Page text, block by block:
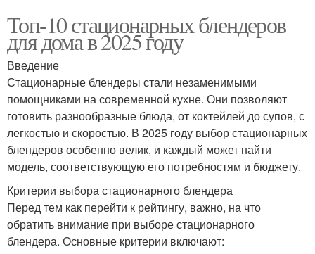
Топ-10 стационарных блендеров
для дома в 2025 году
Введение
Стационарные блендеры стали незаменимыми
помощниками на современной кухне. Они позволяют
готовить разнообразные блюда, от коктейлей до супов, с
легкостью и скоростью. В 2025 году выбор стационарных
блендеров особенно велик, и каждый может найти
модель, соответствующую его потребностям и бюджету.
Критерии выбора стационарного блендера
Перед тем как перейти к рейтингу, важно, на что
обратить внимание при выборе стационарного
блендера. Основные критерии включают: